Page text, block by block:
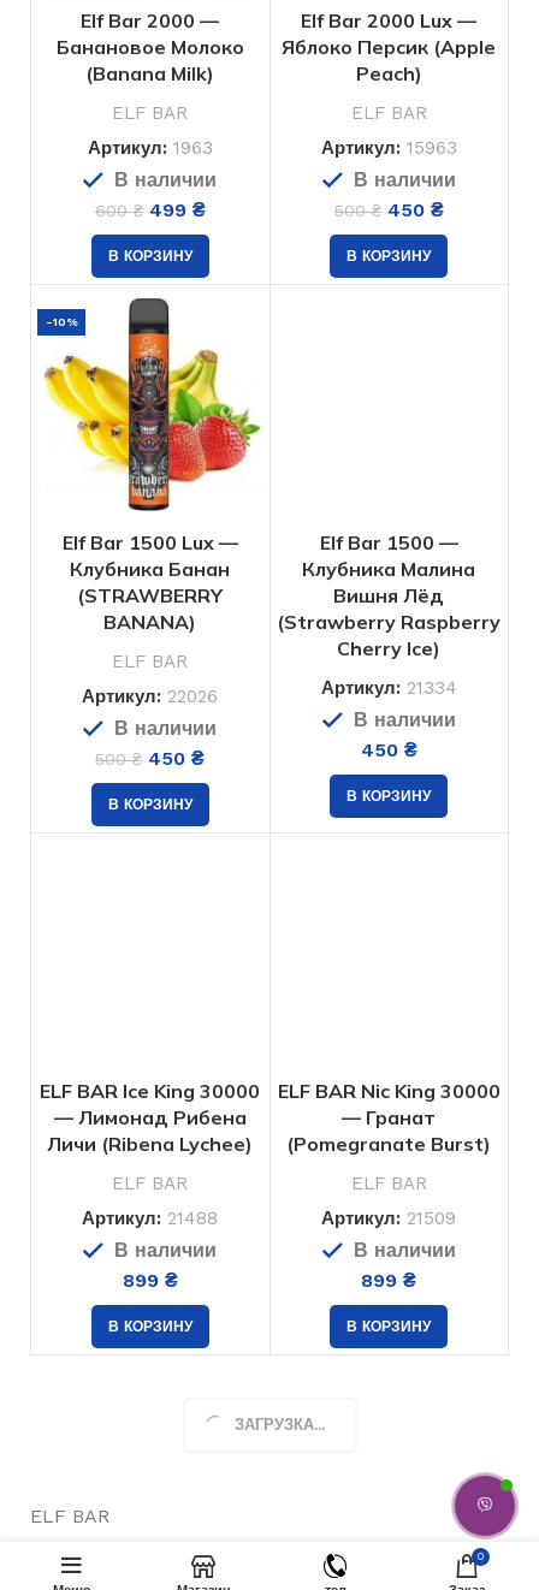
Elf Bar 2000 —
Банановое Молоко
(Banana Milk)
ELF BAR
Артикул: 1963
В наличии
600₴ 499 ₴
В КОРЗИНУ
Elf Bar 2000 Lux —
Яблоко Персик (Apple
Peach)
ELF BAR
Артикул: 15963
В наличии
500₴ 450 ₴
В КОРЗИНУ
-10%
Elf Bar 1500 Lux —
Клубника Банан
(STRAWBERRY
BANANA)
ELF BAR
Артикул: 22026
В наличии
500₴ 450₴
В КОРЗИНУ
Elf Bar 1500 —
Клубника Малина
Вишня Лёд
(Strawberry Raspberry
Cherry Ice)
Артикул: 21334
В наличии
450 ₴
В КОРЗИНУ
ELF BAR Ice King 30000
— Лимонад Рибена
Личи (Ribena Lychee)
ELF BAR
Артикул: 21488
В наличии
899 ₴
В КОРЗИНУ
ELF BAR Nic King 30000
— Гранат
(Pomegranate Burst)
ELF BAR
Артикул: 21509
В наличии
899₴
В КОРЗИНУ
ЗАГРУЗКА...
ELF BAR
0